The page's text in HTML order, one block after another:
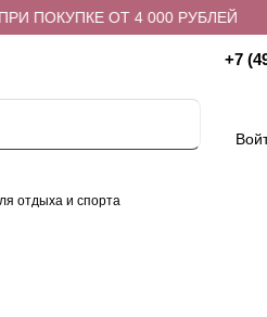
ПОКУПКЕ ОТ 4 000 РУБЛЕЙ
+7
отдыха и спорта